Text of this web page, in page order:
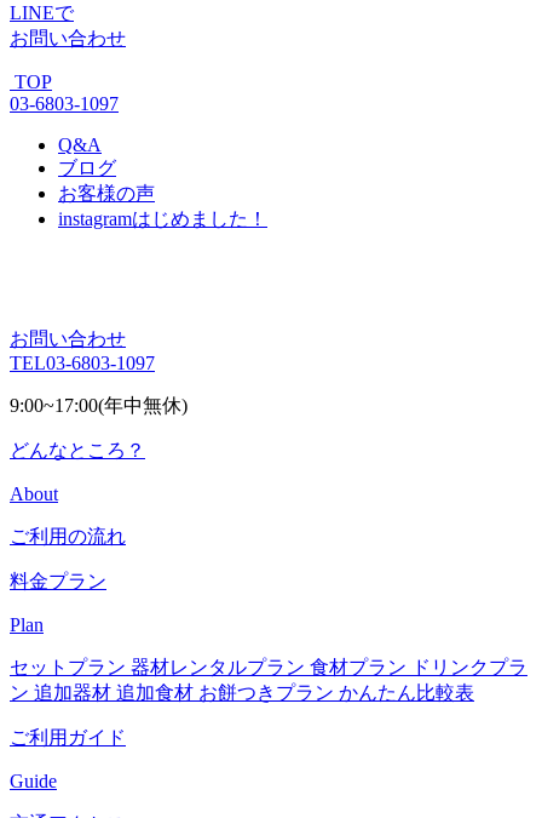
LINEで
お問い合わせ
TOP
03-6803-1097
Q&A
ブログ
お客様の声
instagramはじめました！
お問い合わせ
TEL03-6803-1097
9:00~17:00(年中無休)
どんなところ？
About
ご利用の流れ
料金プラン
Plan
セットプラン 器材レンタルプラン 食材プラン ドリンクプラ
ン 追加器材 追加食材 お餅つきプラン かんたん比較表
ご利用ガイド
Guide